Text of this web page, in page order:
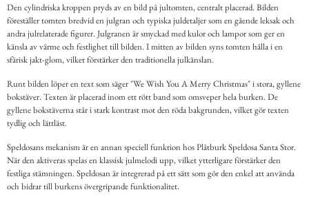
Den cylindriska kroppen pryds av en bild på jultomten, centralt placerad. Bilden
föreställer tomten bredvid en julgran och typiska juldetaljer som en gående leksak och
andra julrelaterade figurer. Julgranen är smyckad med kulor och lampor som ger en
känsla av värme och festlighet till bilden. I mitten av bilden syns tomten hålla i en
sfärisk jakt-glom, vilket förstärker den traditionella julkänslan.
Runt bilden löper en text som säger "We Wish You A Merry Christmas" i stora, gyllene
bokstäver. Texten är placerad inom ett rött band som omsveper hela burken. De
gyllene bokstäverna står i stark kontrast mot den röda bakgrunden, vilket gör texten
tydlig och lättläst.
Speldosans mekanism är en annan speciell funktion hos Plåtburk Speldosa Santa Stor.
När den aktiveras spelas en klassisk julmelodi upp, vilket ytterligare förstärker den
festliga stämningen. Speldosan är integrerad på ett sätt som gör den enkel att använda
och bidrar till burkens övergripande funktionalitet.